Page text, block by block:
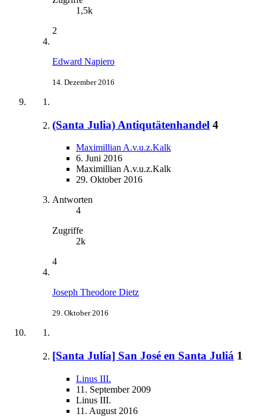
1,5k
2
Edward Napiero
14. Dezember 2016
(Santa Julia) Antiqutätenhandel 4
Maximillian A.v.u.z.Kalk
6. Juni 2016
Maximillian A.v.u.z.Kalk
29. Oktober 2016
Antworten
4
Zugriffe
2k
4
Joseph Theodore Dietz
29. Oktober 2016
[Santa Julía] San José en Santa Juliá 1
Linus III.
11. September 2009
Linus III.
11. August 2016